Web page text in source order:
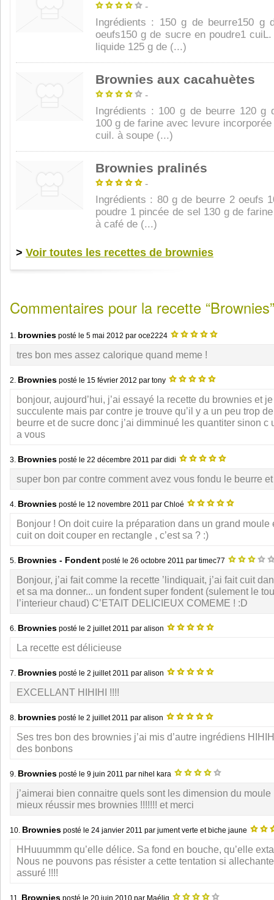
-
Ingrédients : 150 g de beurre150 g
oeufs150 g de sucre en poudre1
liquide 125 g de (...)
Brownies aux cacahuètes
-
Ingrédients : 100 g de beurre 120 g
100 g de farine avec levure
cuil. à soupe (...)
Brownies pralinés
-
Ingrédients : 80 g de beurre 2 oeufs
poudre 1 pincée de sel 130 g de
à café de (...)
> Voir toutes les recettes de brownies
Commentaires pour la recette “Brownies”
1. brownies posté le 5 mai 2012 par oce2224
tres bon mes assez calorique quand meme !
2. Brownies posté le 15 février 2012 par tony
bonjour, aujourd’hui, j’ai essayé la recette du brownies et
succulente mais par contre je trouve qu’il y a un peu trop
beurre et de sucre donc j’ai dimminué les quantiter sinon c
a vous
3. Brownies posté le 22 décembre 2011 par didi
super bon par contre comment avez vous fondu le beurre
4. Brownies posté le 12 novembre 2011 par Chloé
Bonjour ! On doit cuire la préparation dans un grand moule
cuit on doit couper en rectangle , c’est sa ? :)
5. Brownies - Fondent posté le 26 octobre 2011 par timec77
Bonjour, j’ai fait comme la recette ’lindiquait, j’ai fait cuit
et sa ma donner... un fondent super fondent (sulement le
l’interieur chaud) C’ETAIT DELICIEUX COMEME ! :D
6. Brownies posté le 2 juillet 2011 par alison
La recette est délicieuse
7. Brownies posté le 2 juillet 2011 par alison
EXCELLANT HIHIHI !!!!
8. brownies posté le 2 juillet 2011 par alison
Ses tres bon des brownies j’ai mis d’autre ingrédiens
des bonbons
9. Brownies posté le 9 juin 2011 par nihel kara
j’aimerai bien connaitre quels sont les dimension du
mieux réussir mes brownies !!!!!!! et merci
10. Brownies posté le 24 janvier 2011 par jument verte et biche jaune
HHuuummm qu’elle délice. Sa fond en bouche, qu’elle
Nous ne pouvons pas résister a cette tentation si
assuré !!!!
Brownies